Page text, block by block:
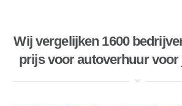
Wij vergelijken 1600
prijs voor autoverhuur voor